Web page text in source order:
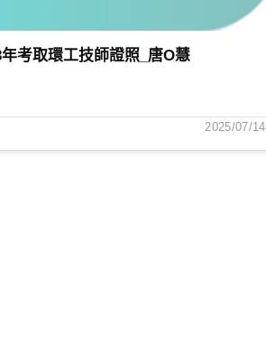
考取環工技師證照_唐O慧
2025/07/14